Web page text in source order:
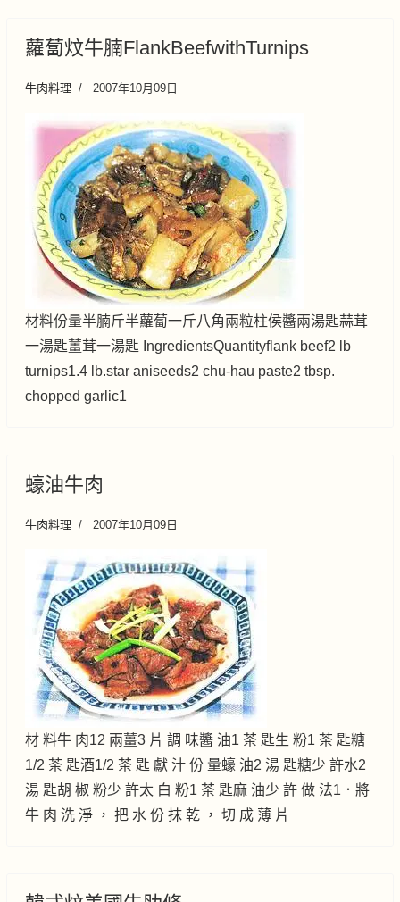
蘿蔔炆牛腩FlankBeefwithTurnips
牛肉料理 2007年10月09日
材料份量半腩斤半蘿蔔一斤八角兩粒柱侯醬兩湯匙蒜茸
一湯匙薑茸一湯匙 IngredientsQuantityflank beef2 lb
turnips1.4 lb.star aniseeds2 chu-hau paste2 tbsp.
chopped garlic1
蠔油牛肉
牛肉料理 2007年10月09日
材 料牛 肉12 兩薑3 片 調 味醬 油1 茶 匙生 粉1 茶 匙糖
1/2 茶 匙酒1/2 茶 匙 獻 汁 份 量蠔 油2 湯 匙糖少 許水2
湯 匙胡 椒 粉少 許太 白 粉1 茶 匙麻 油少 許 做 法1．將
牛 肉 洗 淨 ， 把 水 份 抹 乾 ， 切 成 薄 片